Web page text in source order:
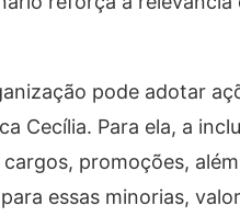
pode adotar
Cecília. Para ela, a
promoções,
essas minorias,